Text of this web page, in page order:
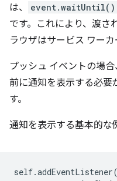
は、
event.waitUntil()
です。これにより、渡さ
ラウザはサービス ワーカ
プッシュ イベントの場
前に通知を表示する必要
す。
通知を表示する基本的な
self.addEventListener(